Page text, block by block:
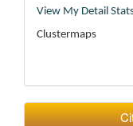
View My Detail
Clustermaps